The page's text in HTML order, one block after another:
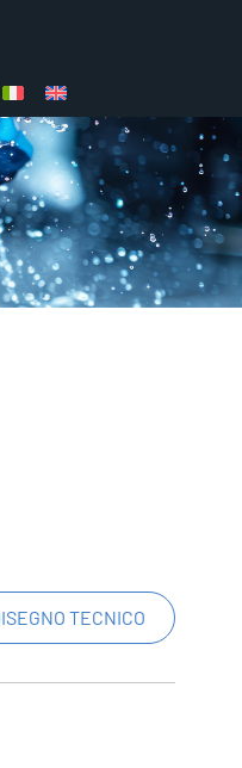
TECNICO